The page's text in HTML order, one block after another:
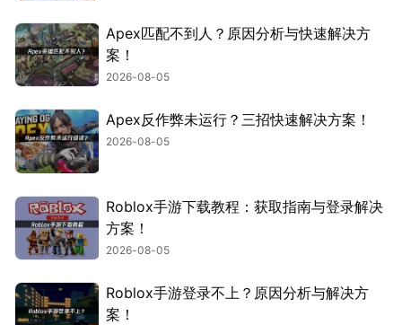
Apex匹配不到人？原因分析与快速解决方
案！
2026-08-05
Apex反作弊未运行？三招快速解决方案！
2026-08-05
Roblox手游下载教程：获取指南与登录解决
方案！
2026-08-05
Roblox手游登录不上？原因分析与解决方
案！